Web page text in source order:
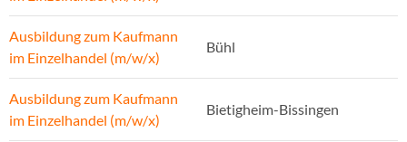
Ausbildung zum Kaufmann
im Einzelhandel (m/w/x)
Bühl
Ausbildung zum Kaufmann
im Einzelhandel (m/w/x)
Bietigheim-Bissingen